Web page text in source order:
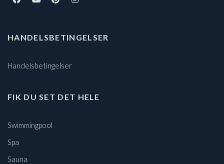
HANDELSBETINGELSER
Handelsbetingelser
FIK DU SET DET HELE
Swimmingpool
Spa
Sauna